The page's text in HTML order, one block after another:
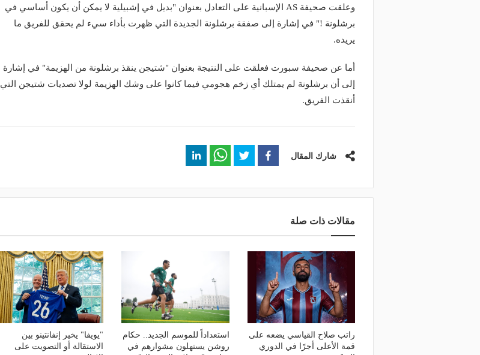
وعلقت صحيفة AS الإسبانية على التعادل بعنوان "بديل في إشبيلية لا يمكن أن يكون أساسي في
برشلونة !" في إشارة إلى صفقة برشلونة الجديدة التي ظهرت بأداء سيء لم يحقق للفريق ما
يريده.
أما عن صحيفة سبورت فعلقت على النتيجة بعنوان "شتيجن ينقذ برشلونة من الهزيمة" في إشارة
إلى أن برشلونة لم يمتلك أي زخم هجومي فيما كانوا على وشك الهزيمة لولا تصديات شتيجن التي
أنقذت الفريق.
شارك المقال
مقالات ذات صلة
راتب صلاح القياسي يضعه على
قمة الأعلى أجرًا في الدوري
استعداداً للموسم الجديد.. حكام
روشن يستهلون مشوارهم في
"يويفا" يخير إنفانتينو بين
الاستقالة أو التصويت على